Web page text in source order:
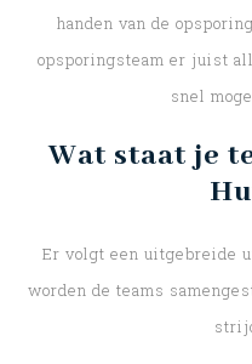
handen van de
opsporingsteam er juist
snel
Wat staat je
Er volgt een uitgebreide
worden de teams